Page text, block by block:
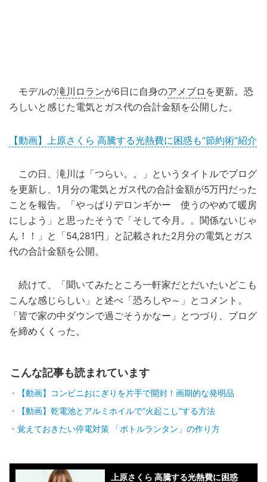
モデルの滝川ロランが6日に自身のアメブロ を更新。恐
ろしいと感じた電気とガス代の合計金額を公開した。
【動画】上原さくら 高騰する光熱費に困惑も“節約術”紹介
この日、滝川は「つらい。。
」というタイトルでブログ
を更新し、 1月分の電気とガス代の合計金額が5万円だった
ことを報告。「やっぱりデロンギかー 使うのやめて暖房
にしよう」と思ったそうで「そして今月。。関係ないじゃ
ん！！」と「54,281円」と記載された2月分の電気とガス
代の合計金額を公開。
続けて、「聞いてみたところ一軒家だとだいたいどこも
こんな感じらしい 」と述べ「恐ろしや～」とコメント。
「皆で家の中ダウンで過ごそうかなー」とつづり、ブログ
を締めくくった。
こんな記事も読まれています
【動画】コンビニおにぎりを片手で開封！画期的な発明品
【動画】乾電池とアルミホイルで“火起こし”する方法
覚えておきたい停電対策 「ボトルランタン」の作り方
上原さくら 高騰する光熱費に困惑